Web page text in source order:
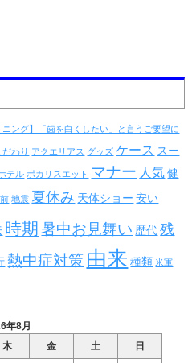
ング】「歯を白くしたい」と言うご要望に
だわり アクエリアス グッズ ケース スー
テル ポカリスエット マナー 人気 健
地震 夏休み 天体ショー 安い
時期 暑中お見舞い 歴代 残
熱中症対策 由来 種類 米軍
年8月
木 金 土 日